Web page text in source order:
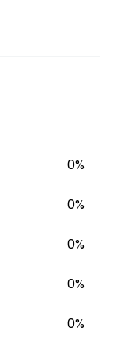
0%
0%
0%
0%
0%